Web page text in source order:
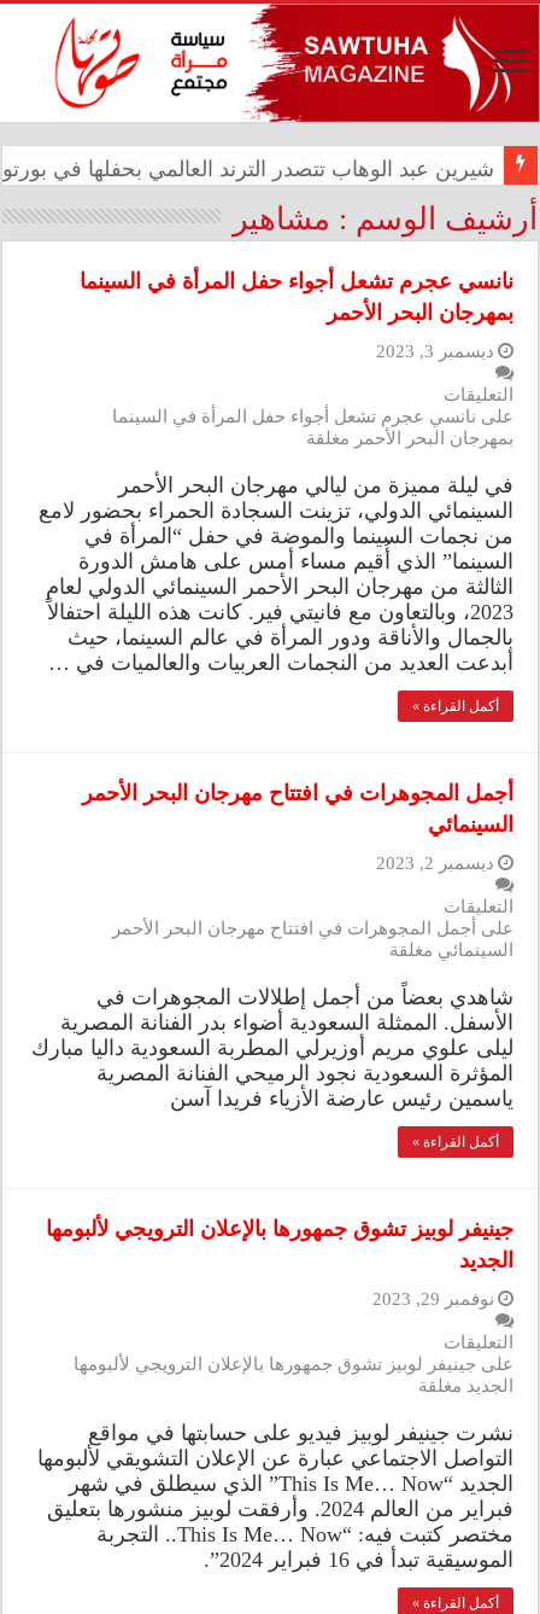
شيرين عبد الوهاب تتصدر الترند العالمي بحفلها في
وزيرة الثقافة تفتتح أول صالة IMAX في العراق
أرشيف الوسم : مشاهير
نانسي عجرم تشعل أجواء حفل المرأة في السينما
بمهرجان البحر الأحمر
ديسمبر 3, 2023
التعليقات
على نانسي عجرم تشعل أجواء حفل المرأة في السينما
بمهرجان البحر الأحمر مغلقة
في ليلة مميزة من ليالي مهرجان البحر الأحمر
السينمائي الدولي، تزينت السجادة الحمراء بحضور لامع
من نجمات السينما والموضة في حفل “المرأة في
السينما” الذي أُقيم مساء أمس على هامش الدورة
الثالثة من مهرجان البحر الأحمر السينمائي الدولي لعام
2023، وبالتعاون مع فانيتي فير. كانت هذه الليلة احتفالاً
بالجمال والأناقة ودور المرأة في عالم السينما، حيث
أبدعت العديد من النجمات العربيات والعالميات في …
أكمل القراءة »
أجمل المجوهرات في افتتاح مهرجان البحر الأحمر
السينمائي
ديسمبر 2, 2023
التعليقات
على أجمل المجوهرات في افتتاح مهرجان البحر الأحمر
السينمائي مغلقة
شاهدي بعضاً من أجمل إطلالات المجوهرات في
الأسفل. الممثلة السعودية أضواء بدر الفنانة المصرية
ليلى علوي مريم أوزيرلي المطربة السعودية داليا مبارك
المؤثرة السعودية نجود الرميحي الفنانة المصرية
ياسمين رئيس عارضة الأزياء فريدا آسن
أكمل القراءة »
جينيفر لوبيز تشوق جمهورها بالإعلان الترويجي لألبومها
الجديد
نوفمبر 29, 2023
التعليقات
على جينيفر لوبيز تشوق جمهورها بالإعلان الترويجي لألبومها
الجديد مغلقة
نشرت جينيفر لوبيز فيديو على حسابتها في مواقع
التواصل الاجتماعي عبارة عن الإعلان التشويقي لألبومها
الجديد “This Is Me… Now” الذي سيطلق في شهر
فبراير من العالم 2024. وأرفقت لوبيز منشورها بتعليق
مختصر كتبت فيه: “This Is Me… Now.. التجربة
الموسيقية تبدأ في 16 فبراير 2024”.
أكمل القراءة »